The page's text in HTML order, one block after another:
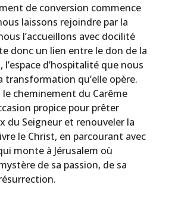
de conversion commence
laissons rejoindre par la
l’accueillons avec docilité
donc un lien entre le don de la
l’espace d’hospitalité que nous
transformation qu’elle opère.
le cheminement du Carême
propice pour prêter
du Seigneur et renouveler la
le Christ, en parcourant avec
monte à Jérusalem où
de sa passion, de sa